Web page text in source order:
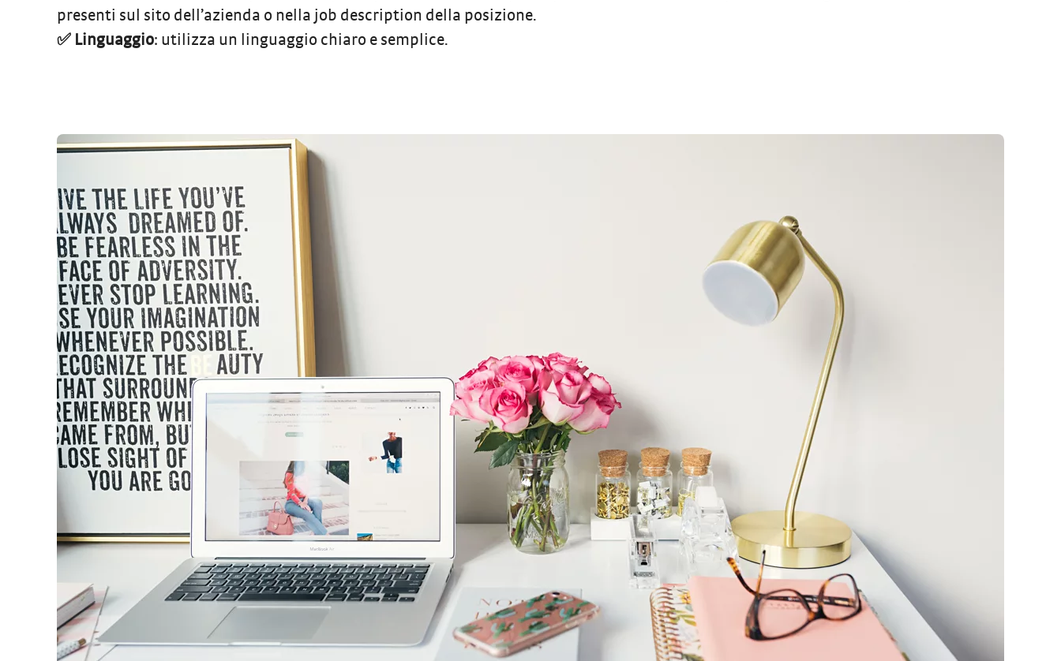
presenti sul sito dell’azienda o nella job description della posizione.
✅ Linguaggio: utilizza un linguaggio chiaro e semplice.